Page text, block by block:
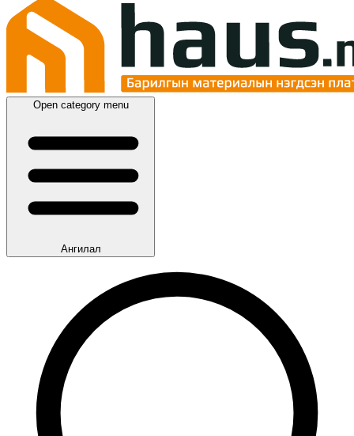
Open category menu
Ангилал